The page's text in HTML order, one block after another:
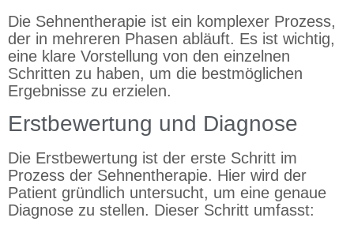
Die Sehnentherapie ist ein komplexer Prozess,
der in mehreren Phasen abläuft. Es ist wichtig,
eine klare Vorstellung von den einzelnen
Schritten zu haben, um die bestmöglichen
Ergebnisse zu erzielen.
Erstbewertung und Diagnose
Die Erstbewertung ist der erste Schritt im
Prozess der Sehnentherapie. Hier wird der
Patient gründlich untersucht, um eine genaue
Diagnose zu stellen. Dieser Schritt umfasst: